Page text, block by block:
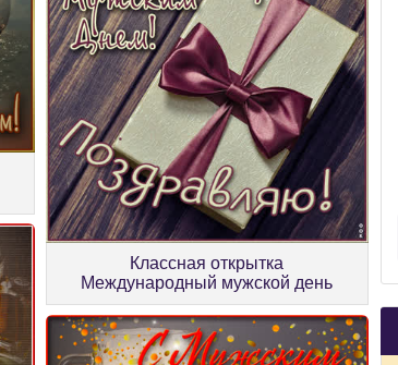
Классная открытка
Международный мужской день